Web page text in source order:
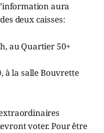
aura
deux caisses:
au Quartier 50+
à la salle Bouvrette
voter. Pour être